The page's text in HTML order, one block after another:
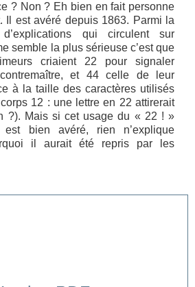
? Non ? Eh bien en fait personne
Il est avéré depuis 1863. Parmi la
qui circulent sur
semble la plus sérieuse c’est que
criaient 22 pour signaler
et 44 celle de leur
à la taille des caractères utilisés
12 : une lettre en 22 attirerait
?). Mais si cet usage du « 22 ! »
est bien avéré, rien n’explique
il aurait été repris par les